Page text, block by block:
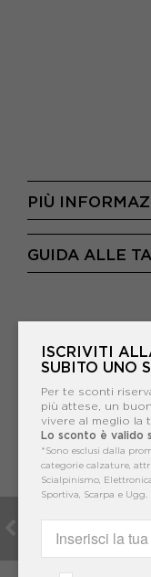
PIÙ
GUIDA ALLE
ISCRIVITI
SUBITO UNO
Per te sconti
più attese, un
vivere al meglio la
Lo sconto è valido
*Sono esclusi dalla
categorie calzature,
Scialpinismo,
Sportiva, Scarpa e Ugg.